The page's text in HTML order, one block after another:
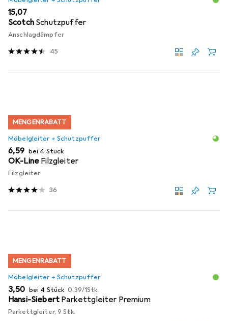
EUR
15,07
Scotch Schutzpuffer
Anschlagdämpfer
45
MENGENRABATT
Möbelgleiter + Schutzpuffer
EUR
6,59 bei 4 Stück
OK-Line Filzgleiter
Filzgleiter
36
MENGENRABATT
Möbelgleiter + Schutzpuffer
EUR
3,50 bei 4 Stück EUR
0,39/1Stk.
Hansi-Siebert Parkettgleiter Premium
Parkettgleiter, 9 Stk.